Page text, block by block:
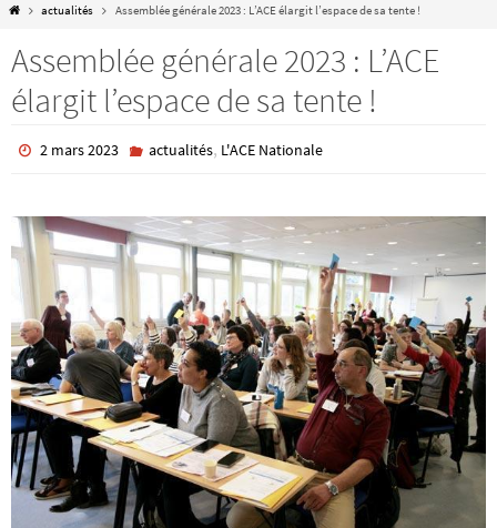
Homeactualités Assemblée générale 2023 : L’ACE élargit l’espace de sa tente !
Assemblée générale 2023 : L’ACE
élargit l’espace de sa tente !
2 mars 2023 actualités, L'ACE Nationale